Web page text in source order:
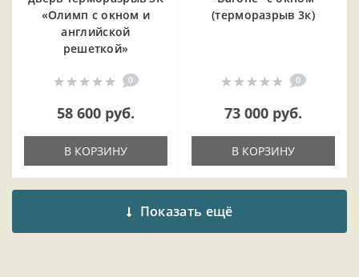
«Олимп с окном и
английской
решеткой»
0
58 600 руб.
В КОРЗИНУ
(терморазрыв 3к)
0
73 000 руб.
В КОРЗИНУ
Показать ещё